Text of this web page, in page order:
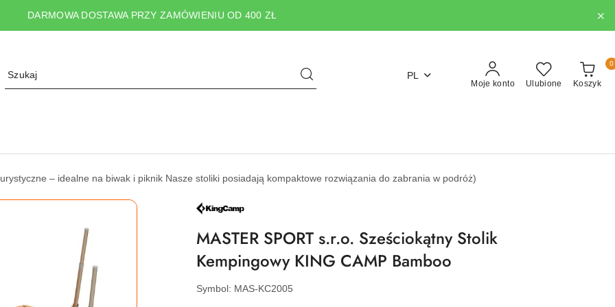
DARMOWA DOSTAWA PRZY ZAMÓWIENIU OD 400 ZŁ
PL
Moje konto Ulubione Koszyk
0
– idealne na biwak i piknik Nasze stoliki posiadają kompaktowe rozwiązania do zabrania w podróż)
NAZWA
PRODUCENTA:
CAMP
MASTER SPORT s.r.o. Sześciokątny Stolik
Kempingowy KING CAMP Bamboo
Symbol: MAS-KC2005